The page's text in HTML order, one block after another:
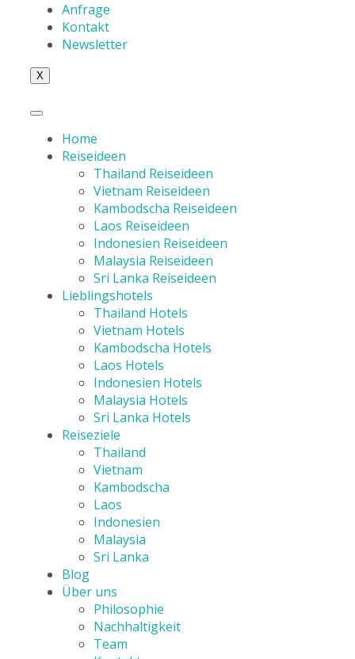
Anfrage
Kontakt
Newsletter
X
Home
Reiseideen
Thailand Reiseideen
Vietnam Reiseideen
Kambodscha Reiseideen
Laos Reiseideen
Indonesien Reiseideen
Malaysia Reiseideen
Sri Lanka Reiseideen
Lieblingshotels
Thailand Hotels
Vietnam Hotels
Kambodscha Hotels
Laos Hotels
Indonesien Hotels
Malaysia Hotels
Sri Lanka Hotels
Reiseziele
Thailand
Vietnam
Kambodscha
Laos
Indonesien
Malaysia
Sri Lanka
Blog
Über uns
Philosophie
Nachhaltigkeit
Team